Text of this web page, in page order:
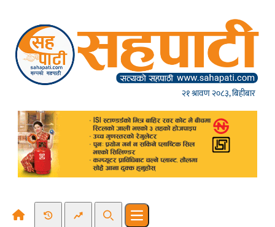
२१ श्रावण २०८३, बिहीबार
Recent NewsTrending News
SearchOpen main menu